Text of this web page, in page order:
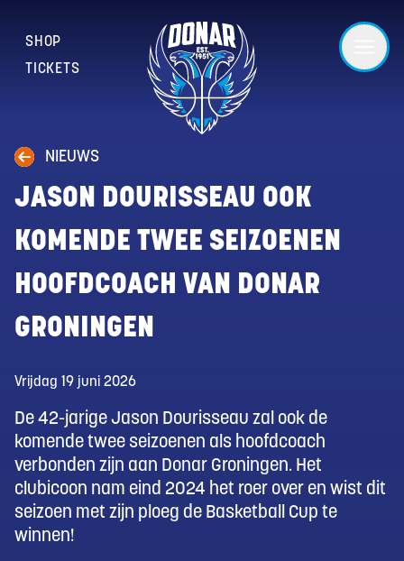
SHOP
TICKETS
NIEUWS
JASON DOURISSEAU OOK
KOMENDE TWEE SEIZOENEN
HOOFDCOACH VAN DONAR
GRONINGEN
Vrijdag 19 juni 2026
De 42-jarige Jason Dourisseau zal ook de
komende twee seizoenen als hoofdcoach
verbonden zijn aan Donar Groningen. Het
clubicoon nam eind 2024 het roer over en wist dit
seizoen met zijn ploeg de Basketball Cup te
winnen!